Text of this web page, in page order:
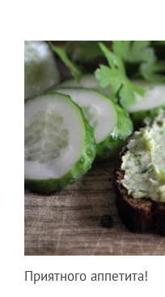
Приятного аппетита!